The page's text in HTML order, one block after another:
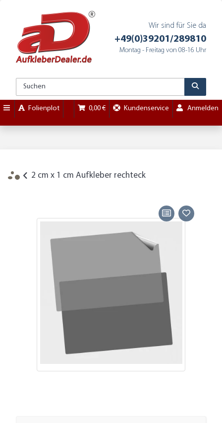
Wir sind für Sie da
+49(0)39201/289810
Montag - Freitag von 08-16 Uhr
Folienplot 0,00 € Kundenservice Anmelden
2 cm x 1 cm Aufkleber rechteck